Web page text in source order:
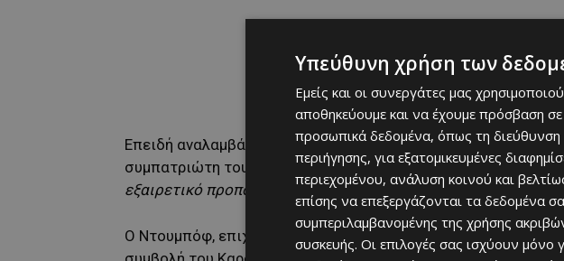
Επειδή αναλαμβάνει την Σπαρτάκ Μόσχας, ο Ισπανός,
συμπατριώτη τους πρόεδρο της Πάφου, ο οποίος τους είπε
εξαιρετικό προπονητή».
Ο Ντουμπόφ, επιχείρησε να προτάξει περισσότερo την
Υπεύθυνη χρήση των
Εμείς και οι συνεργάτες μας
αποθηκεύουμε και να έχουμε πρόσβαση
προσωπικά δεδομένα, όπως τη διεύθυνση
περιήγησης, για εξατομικευμένες
περιεχομένου, ανάλυση κοινού και
επίσης να επεξεργάζονται τα δεδομένα
συμπεριλαμβανομένης της χρήσης
συσκευής. Οι επιλογές σας ισχύουν μόνο